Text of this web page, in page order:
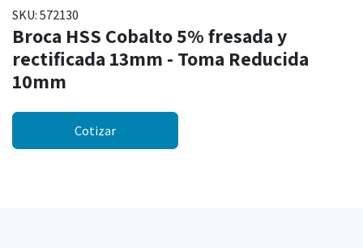
SKU: 572130
Broca HSS Cobalto 5% fresada y
rectificada 13mm - Toma Reducida
10mm
Cotizar